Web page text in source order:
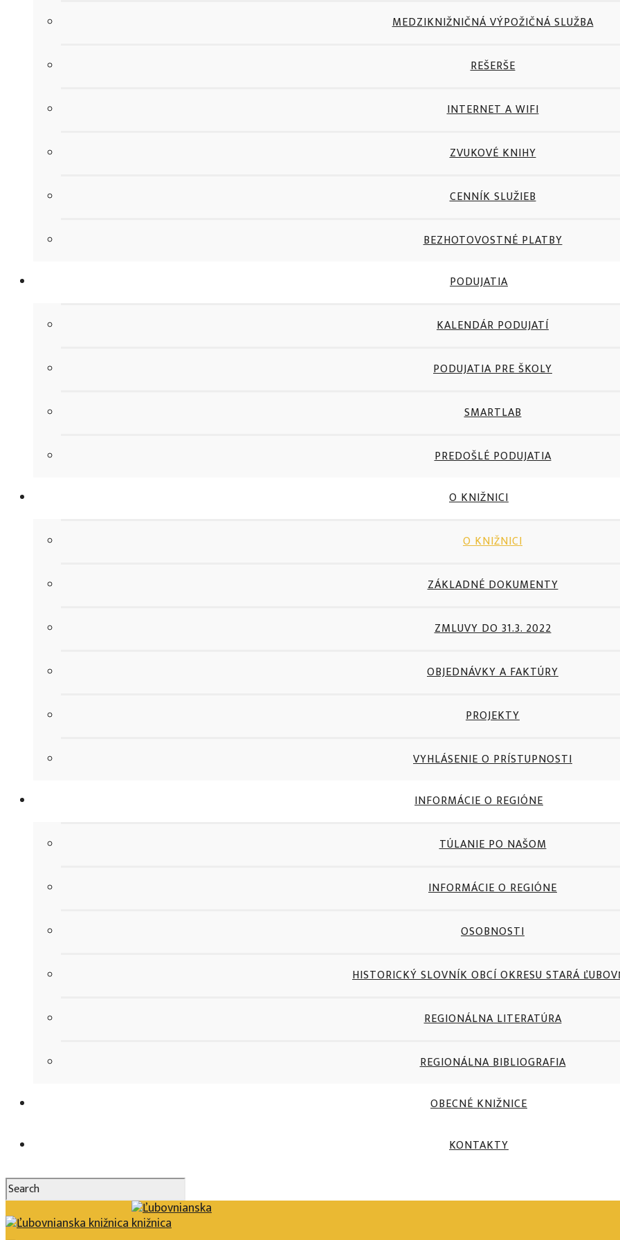
MEDZIKNIŽNIČNÁ VÝPOŽIČNÁ SLUŽBA
REŠERŠE
INTERNET A WIFI
ZVUKOVÉ KNIHY
CENNÍK SLUŽIEB
BEZHOTOVOSTNÉ PLATBY
PODUJATIA
KALENDÁR PODUJATÍ
PODUJATIA PRE ŠKOLY
SMARTLAB
PREDOŠLÉ PODUJATIA
O KNIŽNICI
O KNIŽNICI
ZÁKLADNÉ DOKUMENTY
ZMLUVY DO 31.3. 2022
OBJEDNÁVKY A FAKTÚRY
PROJEKTY
VYHLÁSENIE O PRÍSTUPNOSTI
INFORMÁCIE O REGIÓNE
TÚLANIE PO NAŠOM
INFORMÁCIE O REGIÓNE
OSOBNOSTI
HISTORICKÝ SLOVNÍK OBCÍ OKRESU STARÁ
REGIONÁLNA LITERATÚRA
REGIONÁLNA BIBLIOGRAFIA
OBECNÉ KNIŽNICE
KONTAKTY